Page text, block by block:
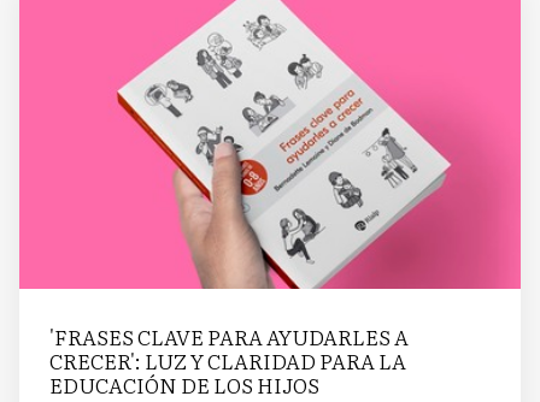
'FRASES CLAVE PARA AYUDARLES A
CRECER': LUZ Y CLARIDAD PARA LA
EDUCACIÓN DE LOS HIJOS